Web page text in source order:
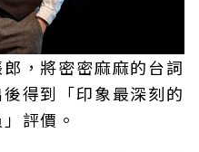
，將密密麻麻的台詞
得到「印象最深刻的
評價。